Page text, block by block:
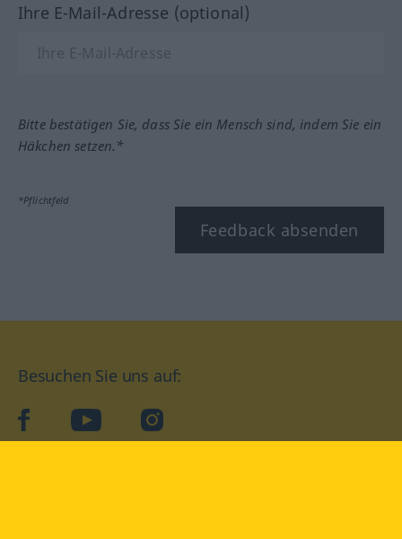
Ihre E-Mail-Adresse (optional)
Bitte bestätigen Sie, dass Sie ein Mensch sind, indem Sie ein
Häkchen setzen.*
*Pflichtfeld
Feedback absenden
Besuchen Sie uns auf:
facebookYouTube Instagram